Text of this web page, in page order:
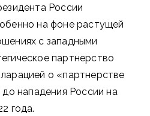
России
на фоне растущей
с западными
партнерство
о «партнерстве
до нападения России на
года.